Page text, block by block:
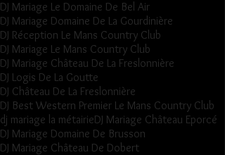
DJ Mariage Le Domaine De Bel Air
DJ Mariage Domaine De La Gourdinière
DJ Réception Le Mans Country Club
DJ Mariage Le Mans Country Club
DJ Mariage Château De La Freslonnière
DJ Logis De La Goutte
DJ Château De La Freslonnière
DJ Best Western Premier Le Mans Country Club
dj mariage la métairieDJ Mariage Château Eporcé
DJ Mariage Domaine De Brusson
DJ Mariage Château De Dobert